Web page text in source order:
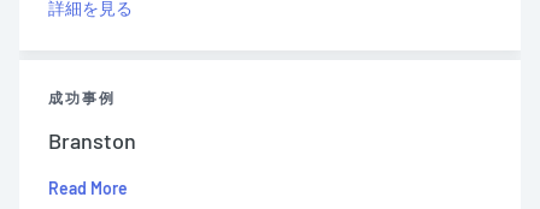
詳細を見る
成功事例
Branston
Read More